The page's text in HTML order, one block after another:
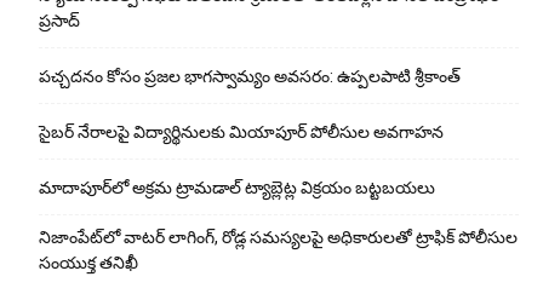
ప్ర‌సాద్
పచ్చదనం కోసం ప్రజల భాగస్వామ్యం అవసరం: ఉప్పలపాటి శ్రీకాంత్
సైబర్ నేరాలపై విద్యార్థినులకు మియాపూర్ పోలీసుల అవగాహన
మాదాపూర్‌లో అక్రమ ట్రామడాల్ ట్యాబ్లెట్ల విక్రయం బట్టబయలు
నిజాంపేట్‌లో వాటర్ లాగింగ్, రోడ్ల సమస్యలపై అధికారులతో ట్రాఫిక్ పోలీసుల
సంయుక్త తనిఖీ